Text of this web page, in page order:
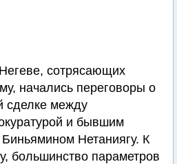
сотрясающих
начались переговоры о
сделке между
и бывшим
Нетаниягу. К
большинство параметров